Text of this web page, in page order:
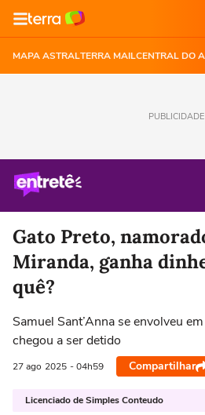
MAPA ASTRALTERRA MAILCENTRAL DO
PUBLICIDADE
Gato Preto,
Miranda, ganha
quê?
Samuel Sant’Anna se envolveu
chegou a ser detido
27 ago 2025 - 04h59 Compartilhar
Licenciado de Simples Conteudo